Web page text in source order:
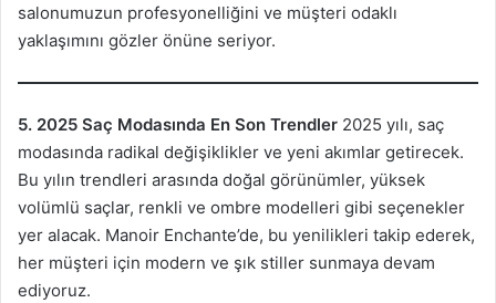
salonumuzun profesyonelliğini ve müşteri odaklı
yaklaşımını gözler önüne seriyor.
5. 2025 Saç Modasında En Son Trendler 2025 yılı, saç
modasında radikal değişiklikler ve yeni akımlar getirecek.
Bu yılın trendleri arasında doğal görünümler, yüksek
volümlü saçlar, renkli ve ombre modelleri gibi seçenekler
yer alacak. Manoir Enchante’de, bu yenilikleri takip ederek,
her müşteri için modern ve şık stiller sunmaya devam
ediyoruz.